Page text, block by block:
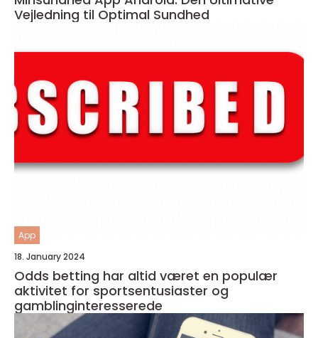
Vejledning til Optimal Sundhed
App
18. January 2024
Odds betting har altid været en populær
aktivitet for sportsentusiaster og
gamblinginteresserede